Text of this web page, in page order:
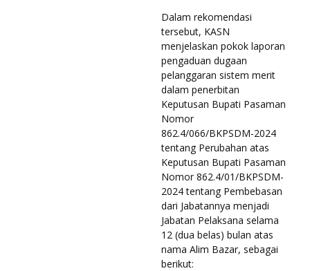
Dalam rekomendasi
tersebut, KASN
menjelaskan pokok laporan
pengaduan dugaan
pelanggaran sistem merit
dalam penerbitan
Keputusan Bupati Pasaman
Nomor
862.4/066/BKPSDM-2024
tentang Perubahan atas
Keputusan Bupati Pasaman
Nomor 862.4/01/BKPSDM-
2024 tentang Pembebasan
dari Jabatannya menjadi
Jabatan Pelaksana selama
12 (dua belas) bulan atas
nama Alim Bazar, sebagai
berikut: